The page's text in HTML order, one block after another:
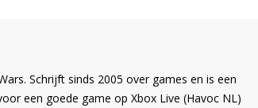
Schrijft sinds 2005 over games en is een
een goede game op Xbox Live (Havoc NL)